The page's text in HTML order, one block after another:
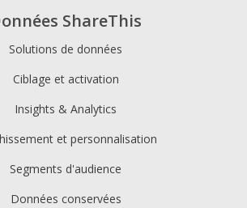
ShareThis
Solutions de données
Ciblage et activation
Insights & Analytics
et personnalisation
Segments d'audience
Données conservées